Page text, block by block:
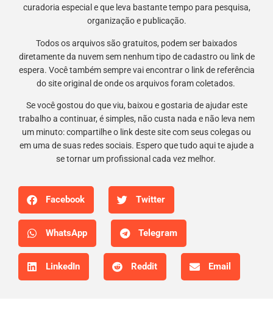
curadoria especial e que leva bastante tempo para pesquisa,
organização e publicação.
Todos os arquivos são gratuitos, podem ser baixados
diretamente da nuvem sem nenhum tipo de cadastro ou link de
espera. Você também sempre vai encontrar o link de referência
do site original de onde os arquivos foram coletados.
Se você gostou do que viu, baixou e gostaria de ajudar este
trabalho a continuar, é simples, não custa nada e não leva nem
um minuto: compartilhe o link deste site com seus colegas ou
em uma de suas redes sociais. Espero que tudo aqui te ajude a
se tornar um profissional cada vez melhor.
Facebook Twitter
WhatsApp Telegram
LinkedIn Reddit Email